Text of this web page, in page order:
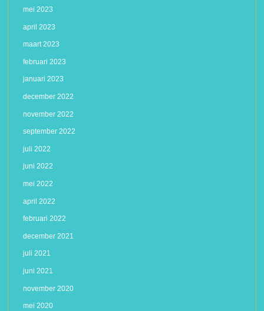
mei 2023
april 2023
maart 2023
februari 2023
januari 2023
december 2022
november 2022
september 2022
juli 2022
juni 2022
mei 2022
april 2022
februari 2022
december 2021
juli 2021
juni 2021
november 2020
mei 2020